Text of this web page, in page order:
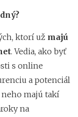
ktorí už majú
. Vedia, ako byť
s online
a potenciál
neho majú takí
na